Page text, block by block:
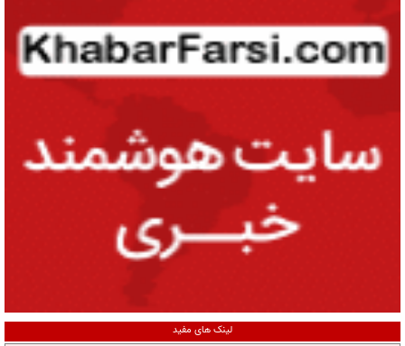
لینک های مفید